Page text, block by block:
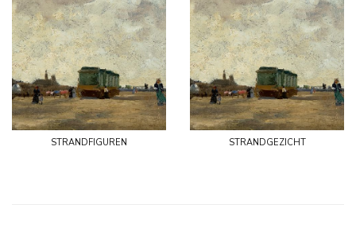
strandfiguren strandgezicht